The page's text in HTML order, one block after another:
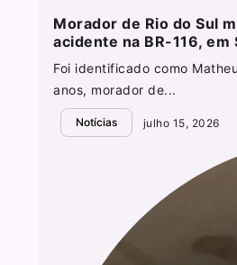
Morador de Rio do Sul
acidente na BR-116, em
Foi identificado como
anos, morador de...
Notícias julho 15, 2026